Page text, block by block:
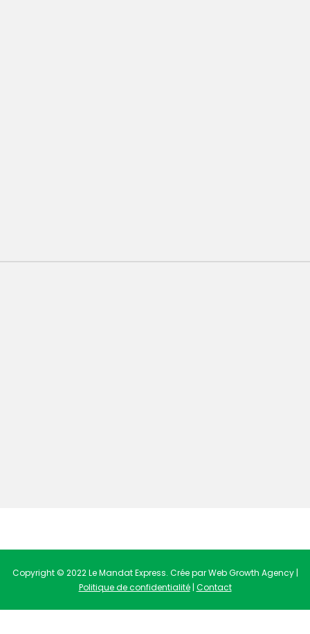
Copyright © 2022 Le Mandat Express. Crée par Web Growth Agency |
Politique de confidentialité| Contact